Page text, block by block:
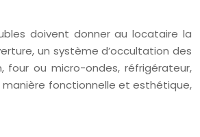
doivent donner au locataire la
un système d’occultation des
ou micro-ondes, réfrigérateur,
manière fonctionnelle et esthétique,